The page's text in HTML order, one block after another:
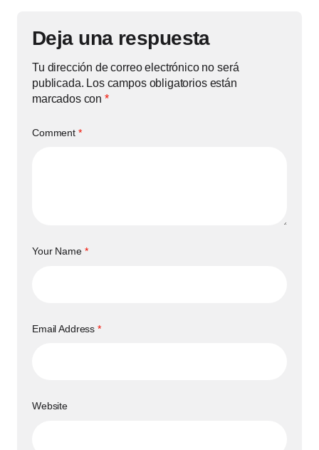
Deja una respuesta
Tu dirección de correo electrónico no será
publicada. Los campos obligatorios están
marcados con *
Comment *
Your Name *
Email Address*
Website